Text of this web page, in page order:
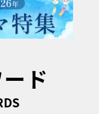
ド